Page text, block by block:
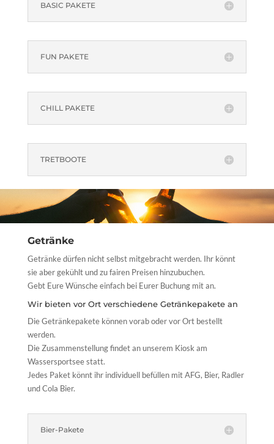
BASIC PAKETE
FUN PAKETE
CHILL PAKETE
TRETBOOTE
Getränke
Getränke dürfen nicht selbst mitgebracht werden. Ihr könnt
sie aber gekühlt und zu fairen Preisen hinzubuchen.
Gebt Eure Wünsche einfach bei Eurer Buchung mit an.
Wir bieten vor Ort verschiedene Getränkepakete an
Die Getränkepakete können vorab oder vor Ort bestellt
werden.
Die Zusammenstellung findet an unserem Kiosk am
Wassersportsee statt.
Jedes Paket könnt ihr individuell befüllen mit AFG, Bier, Radler
und Cola Bier.
Bier-Pakete